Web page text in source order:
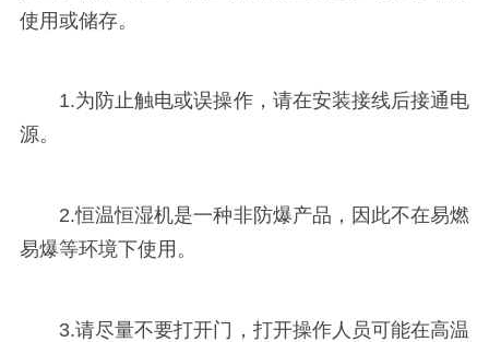
使用或储存。
1.为防止触电或误操作，请在安装接线后接通电
源。
2.恒温恒湿机是一种非防爆产品，因此不在易燃
易爆等环境下使用。
3.请尽量不要打开门，打开操作人员可能在高温